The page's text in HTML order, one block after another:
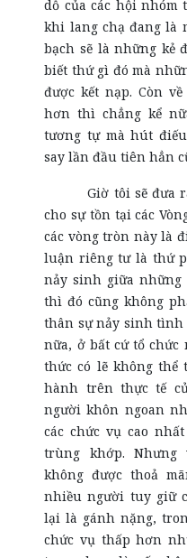
dỗ của các hội
khi lang chạ đang là
bạch sẽ là những kẻ
biết thứ gì đó mà
được kết nạp. Còn
hơn thì chẳng kể
tương tự mà hút
say lần đầu tiên hẳn
Giờ tôi sẽ đưa
cho sự tồn tại các
các vòng tròn này là
luận riêng tư là thứ
nảy sinh giữa những
thì đó cũng không
thân sự nảy sinh tình
nữa, ở bất cứ tổ
thức có lẽ không thể
hành trên thực tế
người khôn ngoan
các chức vụ cao
trùng khớp.
không được thoả
nhiều người tuy giữ
lại là gánh nặng,
chức vụ thấp hơn